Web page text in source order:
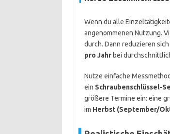
Wenn du alle
angenommenen Nutzung.
durch. Dann reduzieren
pro Jahrbei
Nutze einfache
ein Schraubenschlüssel-
größere Termine ein: eine
im Herbst (September/